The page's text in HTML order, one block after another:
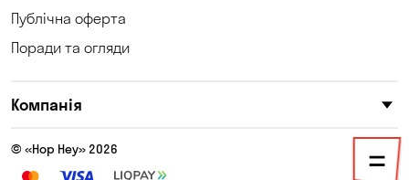
Крюківщина
Публічна оферта
Поради та огляди
Компанія
© «Hop Hey» 2026